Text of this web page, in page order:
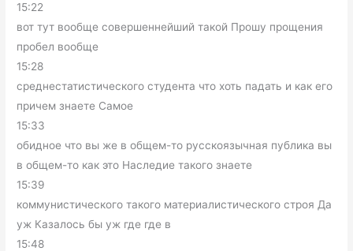
15:22
вот тут вообще совершеннейший такой Прошу прощения
пробел вообще
15:28
среднестатистического студента что хоть падать и как его
причем знаете Самое
15:33
обидное что вы же в общем-то русскоязычная публика вы
в общем-то как это Наследие такого знаете
15:39
коммунистического такого материалистического строя Да
уж Казалось бы уж где где в
15:48